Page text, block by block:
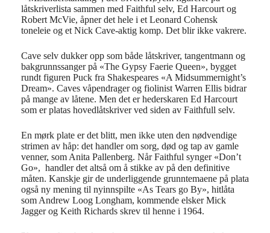
låtskriverlista sammen med Faithful selv, Ed Harcourt og
Robert McVie, åpner det hele i et Leonard Cohensk
toneleie og et Nick Cave-aktig komp. Det blir ikke vakrere.
Cave selv dukker opp som både låtskriver, tangentmann og
bakgrunnssanger på «The Gypsy Faerie Queen», bygget
rundt figuren Puck fra Shakespeares «A Midsummernight’s
Dream». Caves våpendrager og fiolinist Warren Ellis bidrar
på mange av låtene. Men det er hederskaren Ed Harcourt
som er platas hovedlåtskriver ved siden av Faithfull selv.
En mørk plate er det blitt, men ikke uten den nødvendige
strimen av håp: det handler om sorg, død og tap av gamle
venner, som Anita Pallenberg. Når Faithful synger «Don’t
Go», handler det altså om å stikke av på den definitive
måten. Kanskje gir de underliggende grunntemaene på plata
også ny mening til nyinnspilte «As Tears go By», hitlåta
som Andrew Loog Longham, kommende elsker Mick
Jagger og Keith Richards skrev til henne i 1964.